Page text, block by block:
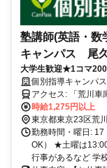
塾講師(英語・数
キャンパス 尾
大学生歓迎★1コマ
「あと1コマ増やした
OK◎
個別指導キャンパ
アクセス:
時給1,275円以上
東京都東京23区荒
勤務時間・曜日:
OK） ★土曜は
行事があるなど 学